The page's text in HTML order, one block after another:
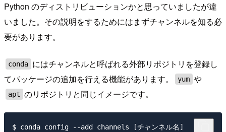
Python のディストリビューションかと思っていましたが違
いました。その説明をするためにはまずチャンネルを知る必
要があります。
conda にはチャンネルと呼ばれる外部リポジトリを登録し
てパッケージの追加を行える機能があります。
yum や
apt のリポジトリと同じイメージです。